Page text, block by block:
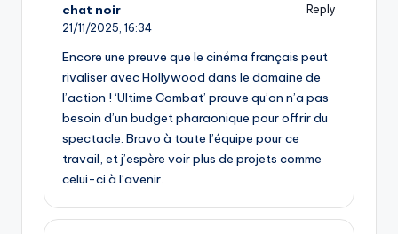
chat noir
Reply
21/11/2025, 16:34
Encore une preuve que le cinéma français peut
rivaliser avec Hollywood dans le domaine de
l’action ! ‘Ultime Combat’ prouve qu’on n’a pas
besoin d’un budget pharaonique pour offrir du
spectacle. Bravo à toute l’équipe pour ce
travail, et j’espère voir plus de projets comme
celui-ci à l’avenir.